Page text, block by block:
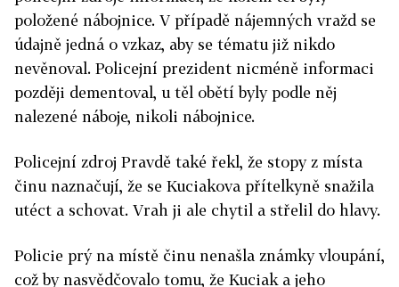
položené nábojnice. V případě nájemných vražd se
údajně jedná o vzkaz, aby se tématu již nikdo
nevěnoval. Policejní prezident nicméně informaci
později dementoval, u těl obětí byly podle něj
nalezené náboje, nikoli nábojnice.
Policejní zdroj Pravdě také řekl, že stopy z místa
činu naznačují, že se Kuciakova přítelkyně snažila
utéct a schovat. Vrah ji ale chytil a střelil do hlavy.
Policie prý na místě činu nenašla známky vloupání,
což by nasvědčovalo tomu, že Kuciak a jeho